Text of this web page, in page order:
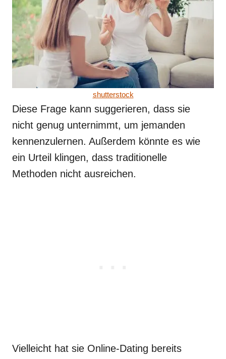
shutterstock
Diese Frage kann suggerieren, dass sie
nicht genug unternimmt, um jemanden
kennenzulernen. Außerdem könnte es wie
ein Urteil klingen, dass traditionelle
Methoden nicht ausreichen.
Vielleicht hat sie Online-Dating bereits